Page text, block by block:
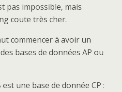
pas impossible, mais
coute très cher.
commencer à avoir un
bases de données AP ou
une base de donnée CP :